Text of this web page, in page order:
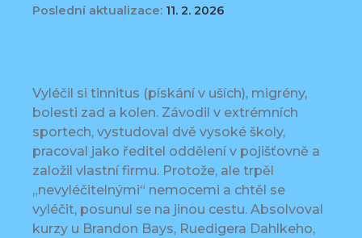
Poslední aktualizace: 11. 2. 2026
Vyléčil si tinnitus (pískání v uších), migrény,
bolesti zad a kolen. Závodil v extrémních
sportech, vystudoval dvě vysoké školy,
pracoval jako ředitel oddělení v pojišťovně a
založil vlastní firmu. Protože, ale trpěl
„nevyléčitelnými“ nemocemi a chtěl se
vyléčit, posunul se na jinou cestu. Absolvoval
kurzy u Brandon Bays, Ruedigera Dahlkeho,